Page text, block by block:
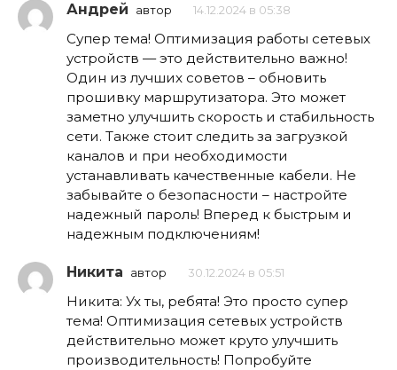
Андрей автор 14.12.2024 в 05:38
Супер тема! Оптимизация работы сетевых
устройств — это действительно важно!
Один из лучших советов – обновить
прошивку маршрутизатора. Это может
заметно улучшить скорость и стабильность
сети. Также стоит следить за загрузкой
каналов и при необходимости
устанавливать качественные кабели. Не
забывайте о безопасности – настройте
надежный пароль! Вперед к быстрым и
надежным подключениям!
Никита автор 30.12.2024 в 05:51
Никита: Ух ты, ребята! Это просто супер
тема! Оптимизация сетевых устройств
действительно может круто улучшить
производительность! Попробуйте